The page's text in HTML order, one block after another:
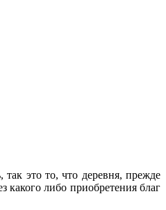
это то, что деревня, прежде
какого либо приобретения благ